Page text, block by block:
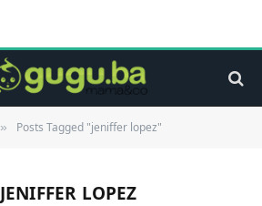
» Posts Tagged "jeniffer lopez"
JENIFFER LOPEZ